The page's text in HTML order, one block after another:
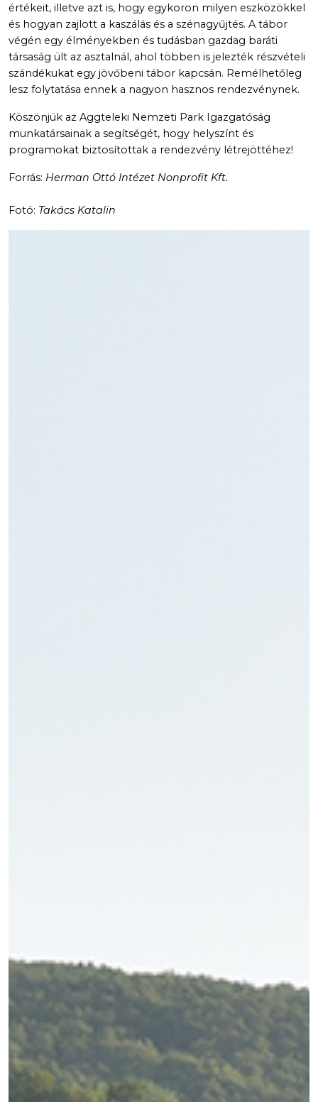
értékeit, illetve azt is, hogy egykoron milyen eszközökkel
és hogyan zajlott a kaszálás és a szénagyűjtés. A tábor
végén egy élményekben és tudásban gazdag baráti
társaság ült az asztalnál, ahol többen is jelezték részvételi
szándékukat egy jövőbeni tábor kapcsán. Remélhetőleg
lesz folytatása ennek a nagyon hasznos rendezvénynek.
Köszönjük az Aggteleki Nemzeti Park Igazgatóság
munkatársainak a segítségét, hogy helyszínt és
programokat biztosítottak a rendezvény létrejöttéhez!
Forrás: Herman Ottó Intézet Nonprofit Kft.
Fotó: Takács Katalin